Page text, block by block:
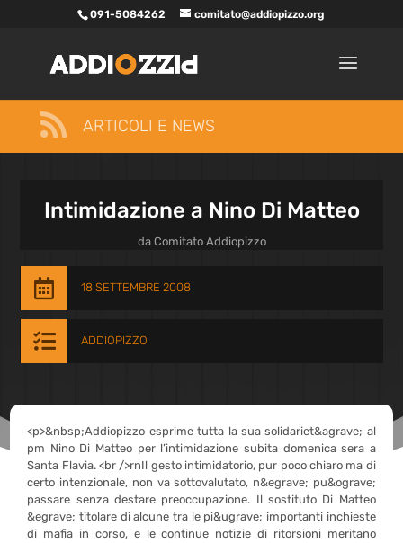
091-5084262 comitato@addiopizzo.org
 ARTICOLI E NEWS
Intimidazione a Nino Di Matteo
da Comitato Addiopizzo
 18 SETTEMBRE 2008
 ADDIOPIZZO
<p>&nbsp;Addiopizzo esprime tutta la sua solidariet&agrave; al
pm Nino Di Matteo per l’intimidazione subita domenica sera a
Santa Flavia. <br />rnIl gesto intimidatorio, pur poco chiaro ma di
certo intenzionale, non va sottovalutato, n&egrave; pu&ograve;
passare senza destare preoccupazione. Il sostituto Di Matteo
&egrave; titolare di alcune tra le pi&ugrave; importanti inchieste
di mafia in corso, e le continue notizie di ritorsioni meritano